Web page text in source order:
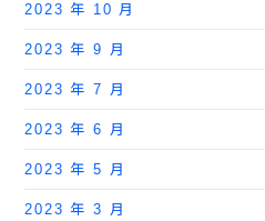
2023 年 10 月
2023 年 9 月
2023 年 7 月
2023 年 6 月
2023 年 5 月
2023 年 3 月